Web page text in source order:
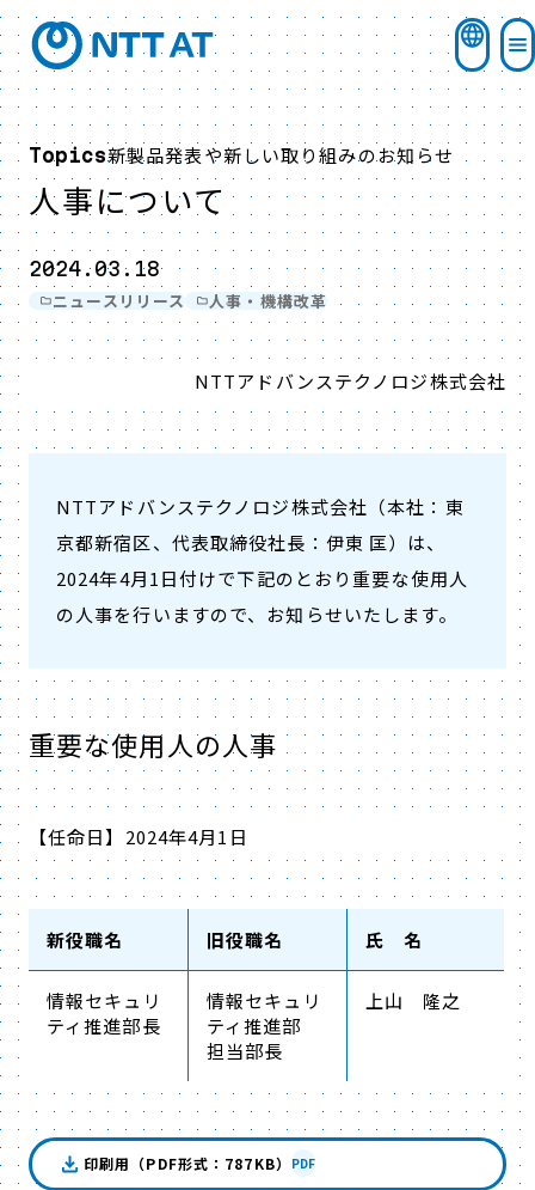
Topics新製品発表や新しい取り組みのお知らせ
人事について
2024.03.18
ニュースリリース
人事・機構改革
NTTアドバンステクノロジ株式会社
NTTアドバンステクノロジ株式会社（本社：東
京都新宿区、代表取締役社長：伊東 匡）は、
2024年4月1日付けで下記のとおり重要な使用人
の人事を行いますので、お知らせいたします。
重要な使用人の人事
【任命日】2024年4月1日
新役職名 旧役職名 氏 名
情報セキュリ
ティ推進部長
情報セキュリ
ティ推進部
担当部長
上山 隆之
印刷用（PDF形式：787KB） PDF